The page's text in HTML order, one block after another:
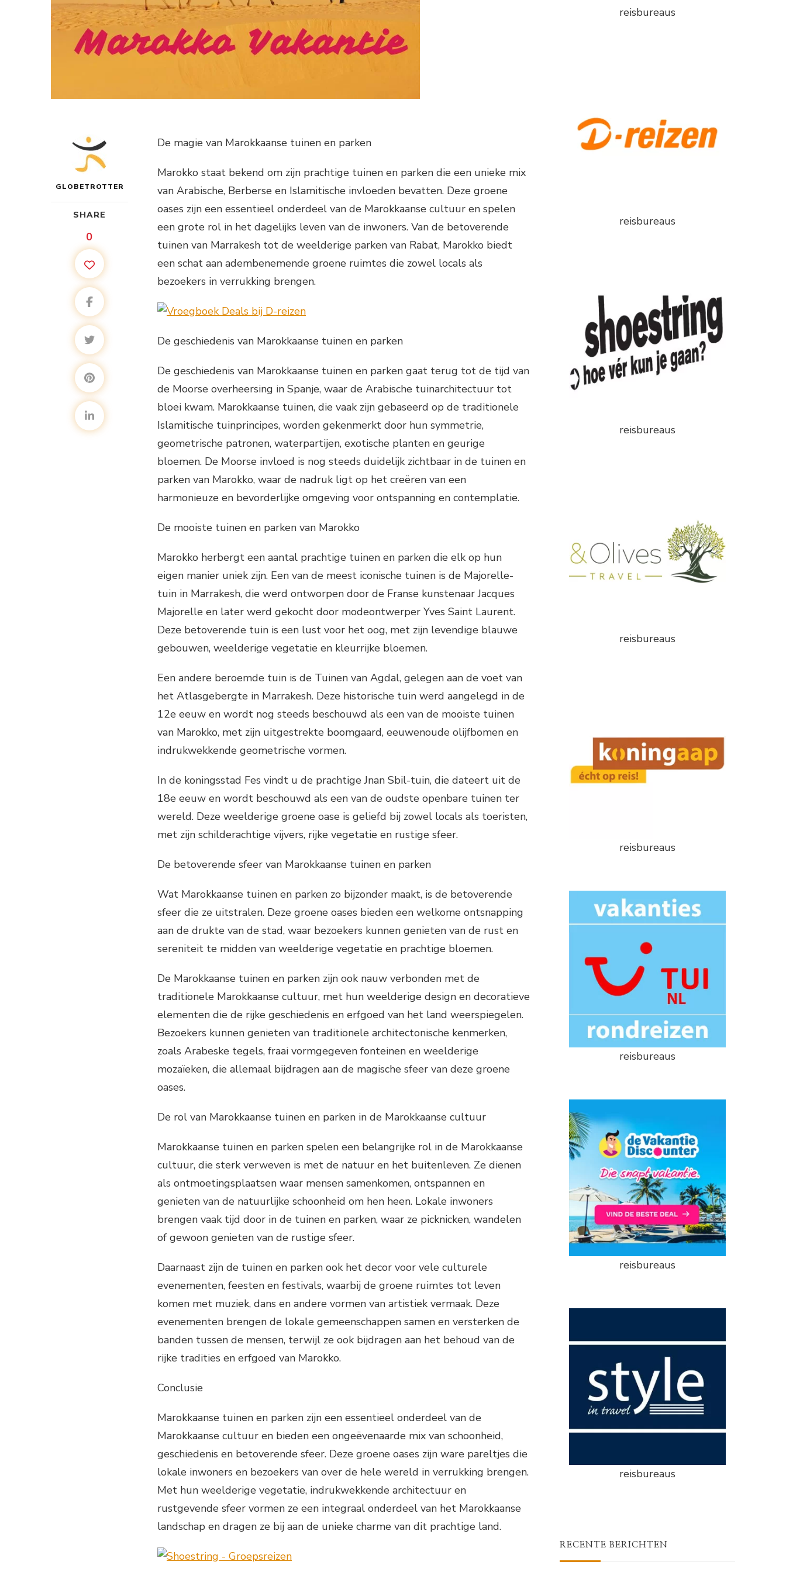
GLOBETROTTER
SHARE
0
De magie van Marokkaanse tuinen en parken
Marokko staat bekend om zijn prachtige tuinen en parken die een unieke mix
van Arabische, Berberse en Islamitische invloeden bevatten. Deze groene
oases zijn een essentieel onderdeel van de Marokkaanse cultuur en spelen
een grote rol in het dagelijks leven van de inwoners. Van de betoverende
tuinen van Marrakesh tot de weelderige parken van Rabat, Marokko biedt
een schat aan adembenemende groene ruimtes die zowel locals als
bezoekers in verrukking brengen.
De geschiedenis van Marokkaanse tuinen en parken
De geschiedenis van Marokkaanse tuinen en parken gaat terug tot de tijd van
de Moorse overheersing in Spanje, waar de Arabische tuinarchitectuur tot
bloei kwam. Marokkaanse tuinen, die vaak zijn gebaseerd op de traditionele
Islamitische tuinprincipes, worden gekenmerkt door hun symmetrie,
geometrische patronen, waterpartijen, exotische planten en geurige
bloemen. De Moorse invloed is nog steeds duidelijk zichtbaar in de tuinen en
parken van Marokko, waar de nadruk ligt op het creëren van een
harmonieuze en bevorderlijke omgeving voor ontspanning en contemplatie.
De mooiste tuinen en parken van Marokko
Marokko herbergt een aantal prachtige tuinen en parken die elk op hun
eigen manier uniek zijn. Een van de meest iconische tuinen is de Majorelle-
tuin in Marrakesh, die werd ontworpen door de Franse kunstenaar Jacques
Majorelle en later werd gekocht door modeontwerper Yves Saint Laurent.
Deze betoverende tuin is een lust voor het oog, met zijn levendige blauwe
gebouwen, weelderige vegetatie en kleurrijke bloemen.
Een andere beroemde tuin is de Tuinen van Agdal, gelegen aan de voet van
het Atlasgebergte in Marrakesh. Deze historische tuin werd aangelegd in de
12e eeuw en wordt nog steeds beschouwd als een van de mooiste tuinen
van Marokko, met zijn uitgestrekte boomgaard, eeuwenoude olijfbomen en
indrukwekkende geometrische vormen.
In de koningsstad Fes vindt u de prachtige Jnan Sbil-tuin, die dateert uit de
18e eeuw en wordt beschouwd als een van de oudste openbare tuinen ter
wereld. Deze weelderige groene oase is geliefd bij zowel locals als toeristen,
met zijn schilderachtige vijvers, rijke vegetatie en rustige sfeer.
De betoverende sfeer van Marokkaanse tuinen en parken
Wat Marokkaanse tuinen en parken zo bijzonder maakt, is de betoverende
sfeer die ze uitstralen. Deze groene oases bieden een welkome ontsnapping
aan de drukte van de stad, waar bezoekers kunnen genieten van de rust en
sereniteit te midden van weelderige vegetatie en prachtige bloemen.
De Marokkaanse tuinen en parken zijn ook nauw verbonden met de
traditionele Marokkaanse cultuur, met hun weelderige design en decoratieve
elementen die de rijke geschiedenis en erfgoed van het land weerspiegelen.
Bezoekers kunnen genieten van traditionele architectonische kenmerken,
zoals Arabeske tegels, fraai vormgegeven fonteinen en weelderige
mozaïeken, die allemaal bijdragen aan de magische sfeer van deze groene
oases.
De rol van Marokkaanse tuinen en parken in de Marokkaanse cultuur
Marokkaanse tuinen en parken spelen een belangrijke rol in de Marokkaanse
cultuur, die sterk verweven is met de natuur en het buitenleven. Ze dienen
als ontmoetingsplaatsen waar mensen samenkomen, ontspannen en
genieten van de natuurlijke schoonheid om hen heen. Lokale inwoners
brengen vaak tijd door in de tuinen en parken, waar ze picknicken, wandelen
of gewoon genieten van de rustige sfeer.
Daarnaast zijn de tuinen en parken ook het decor voor vele culturele
evenementen, feesten en festivals, waarbij de groene ruimtes tot leven
komen met muziek, dans en andere vormen van artistiek vermaak. Deze
evenementen brengen de lokale gemeenschappen samen en versterken de
banden tussen de mensen, terwijl ze ook bijdragen aan het behoud van de
rijke tradities en erfgoed van Marokko.
Conclusie
Marokkaanse tuinen en parken zijn een essentieel onderdeel van de
Marokkaanse cultuur en bieden een ongeëvenaarde mix van schoonheid,
geschiedenis en betoverende sfeer. Deze groene oases zijn ware pareltjes die
lokale inwoners en bezoekers van over de hele wereld in verrukking brengen.
Met hun weelderige vegetatie, indrukwekkende architectuur en
rustgevende sfeer vormen ze een integraal onderdeel van het Marokkaanse
landschap en dragen ze bij aan de unieke charme van dit prachtige land.
reisbureaus
reisbureaus
reisbureaus
reisbureaus
reisbureaus
reisbureaus
reisbureaus
reisbureaus
RECENTE BERICHTEN